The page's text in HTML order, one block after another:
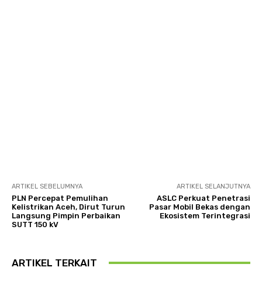
ARTIKEL SEBELUMNYA
PLN Percepat Pemulihan
Kelistrikan Aceh, Dirut Turun
Langsung Pimpin Perbaikan
SUTT 150 kV
ARTIKEL SELANJUTNYA
ASLC Perkuat Penetrasi
Pasar Mobil Bekas dengan
Ekosistem Terintegrasi
ARTIKEL TERKAIT